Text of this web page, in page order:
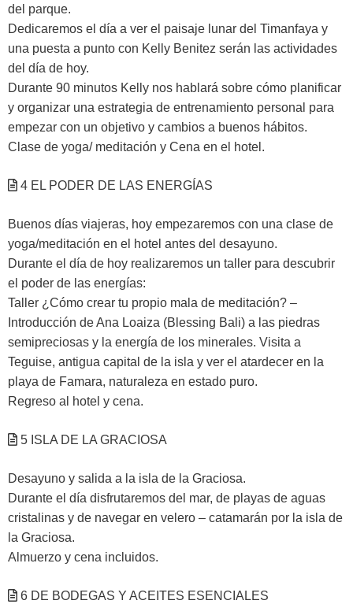
del parque.
Dedicaremos el día a ver el paisaje lunar del Timanfaya y
una puesta a punto con Kelly Benitez serán las actividades
del día de hoy.
Durante 90 minutos Kelly nos hablará sobre cómo planificar
y organizar una estrategia de entrenamiento personal para
empezar con un objetivo y cambios a buenos hábitos.
Clase de yoga/ meditación y Cena en el hotel.
4 EL PODER DE LAS ENERGÍAS
Buenos días viajeras, hoy empezaremos con una clase de
yoga/meditación en el hotel antes del desayuno.
Durante el día de hoy realizaremos un taller para descubrir
el poder de las energías:
Taller ¿Cómo crear tu propio mala de meditación? –
Introducción de Ana Loaiza (Blessing Bali) a las piedras
semipreciosas y la energía de los minerales. Visita a
Teguise, antigua capital de la isla y ver el atardecer en la
playa de Famara, naturaleza en estado puro.
Regreso al hotel y cena.
5 ISLA DE LA GRACIOSA
Desayuno y salida a la isla de la Graciosa.
Durante el día disfrutaremos del mar, de playas de aguas
cristalinas y de navegar en velero – catamarán por la isla de
la Graciosa.
Almuerzo y cena incluidos.
6 DE BODEGAS Y ACEITES ESENCIALES